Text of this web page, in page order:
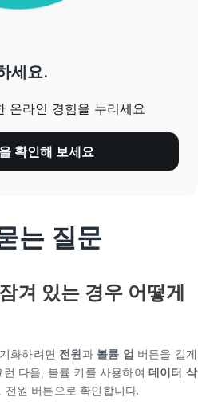
세요.
온라인 경험을 누리세요
확인해 보세요
는 질문
겨 있는 경우 어떻게
화하려면 전원과 볼륨 업 버튼을 길게
런 다음, 볼륨 키를 사용하여데이터 삭
원 버튼으로 확인합니다.